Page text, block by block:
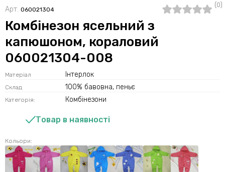
Арт. 060021304
(0)
Комбінезон ясельний з
капюшоном, кораловий
060021304-008
Матеріал Інтерлок
Склад 100% бавовна, пеньє
Категорія: Комбінезони
Товар в наявності
Кольори: